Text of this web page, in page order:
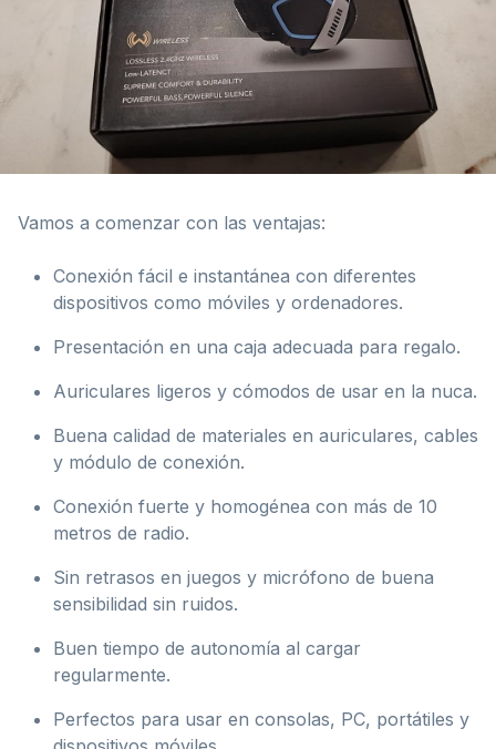
Vamos a comenzar con las ventajas:
Conexión fácil e instantánea con diferentes
dispositivos como móviles y ordenadores.
Presentación en una caja adecuada para regalo.
Auriculares ligeros y cómodos de usar en la nuca.
Buena calidad de materiales en auriculares, cables
y módulo de conexión.
Conexión fuerte y homogénea con más de 10
metros de radio.
Sin retrasos en juegos y micrófono de buena
sensibilidad sin ruidos.
Buen tiempo de autonomía al cargar
regularmente.
Perfectos para usar en consolas, PC, portátiles y